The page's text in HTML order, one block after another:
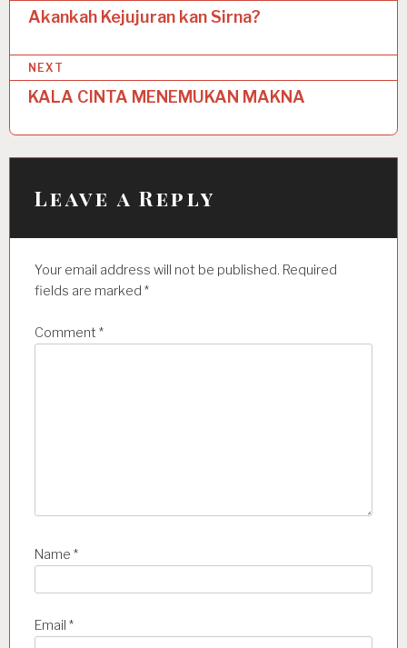
o
s
t
n
a
v
Akankah Kejujuran kan Sirna?
NEXT
KALA CINTA MENEMUKAN MAKNA
Leave a Reply
Your email address will not be published. Required
fields are marked *
Comment *
Name *
Email *